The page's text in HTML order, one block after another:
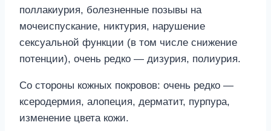
поллакиурия, болезненные позывы на
мочеиспускание, никтурия, нарушение
сексуальной функции (в том числе снижение
потенции), очень редко — дизурия, полиурия.
Со стороны кожных покровов: очень редко —
ксеродермия, алопеция, дерматит, пурпура,
изменение цвета кожи.